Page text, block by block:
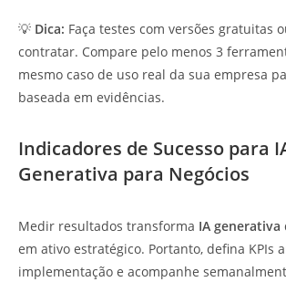
💡 Dica: Faça testes com versões gratuitas
contratar. Compare pelo menos 3
mesmo caso de uso real da sua empresa
baseada em evidências.
Indicadores de Sucesso para
Generativa para Negócios
Medir resultados transforma IA generativa
em ativo estratégico. Portanto, defina KPIs
implementação e acompanhe